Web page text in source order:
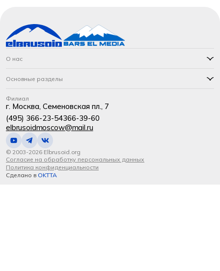
О нас
Основные разделы
Филиал
г. Москва, Семеновская пл., 7
(495) 366-23-54366-39-60
elbrusoidmoscow@mail.ru
© 2003-2026 Elbrusoid.org
Согласие на обработку персональных данных
Политика конфиденциальности
Сделано в OKTTA